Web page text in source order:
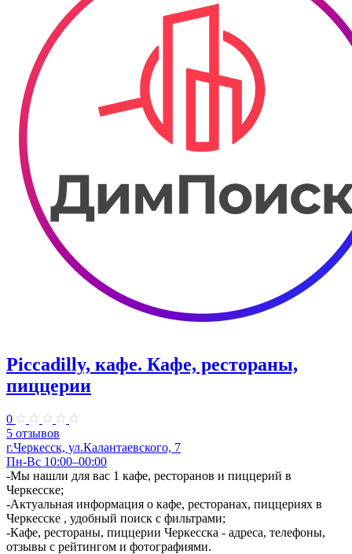
Piccadilly, кафе. Кафе, рестораны,
пиццерии
0
5 отзывов
г.Черкесск, ул.Калантаевского, 7
Пн-Вс 10:00–00:00
-Мы нашли для вас 1 кафе, ресторанов и пиццерий в
Черкесске;
-Актуальная информация о кафе, ресторанах, пиццериях в
Черкесске , удобный поиск с фильтрами;
-Кафе, рестораны, пиццерии Черкесска - адреса, телефоны,
отзывы с рейтингом и фотографиями.